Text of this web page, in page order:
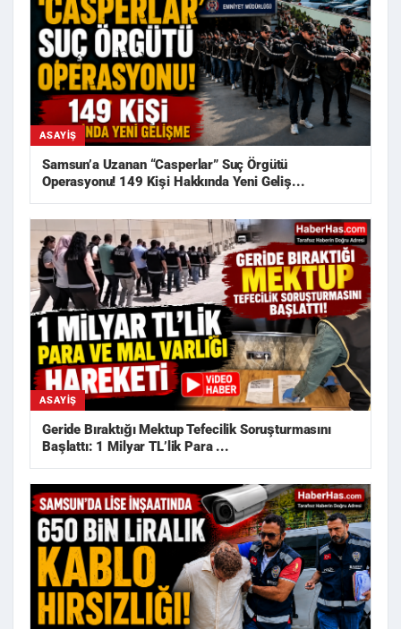
ASAYIŞ
Samsun’a Uzanan “Casperlar” Suç Örgütü
Operasyonu! 149 Kişi Hakkında Yeni Geliş...
ASAYIŞ
Geride Bıraktığı Mektup Tefecilik Soruşturmasını
Başlattı: 1 Milyar TL’lik Para ...